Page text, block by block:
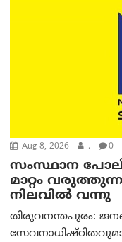
Aug 8, 2026 . 0
സംസ്ഥാന
മാറ്റം
നിലവില്‍ വന്നു
തിരുവനന്തപുരം: